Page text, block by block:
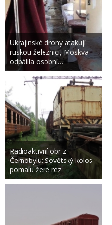
Ukrajinské drony atakují
ruskou železnici, Moskva
odpálila osobní…
Radioaktivní obr z
Černobylu: Sovětský kolos
pomalu žere rez